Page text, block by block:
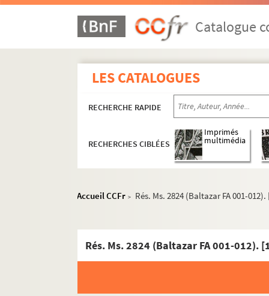
Catalogue
LES CATALOGUES
RECHERCHE RAPIDE
RECHERCHES CIBLÉES
Imprimés
multimédia
Accueil CCFr > Rés. Ms. 2824 (Baltazar FA 001-